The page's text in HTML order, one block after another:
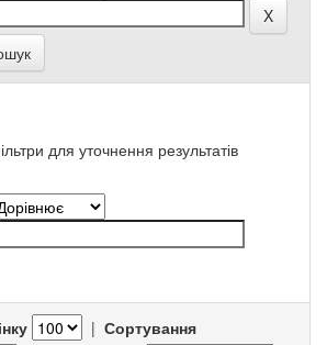
для уточнення результатів
| Сортування